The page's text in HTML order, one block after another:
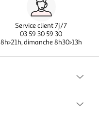
Service client 7j/7
03 59 30 59 30
8h>21h, dimanche 8h30>13h